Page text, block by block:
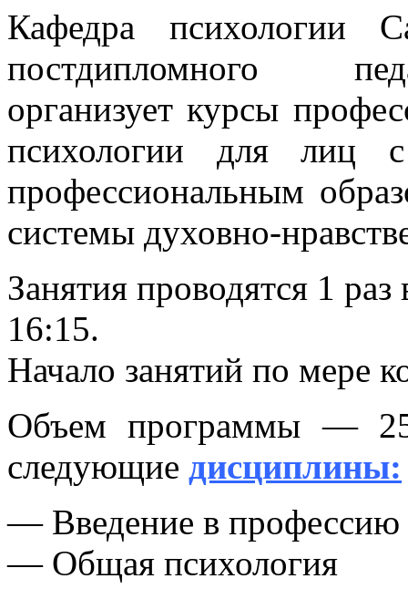
Кафедра психологии
постдипломного
организует курсы
психологии для
профессиональным
системы духовно-
Занятия проводятся 1
16:15.
Начало занятий по мере
Объем программы —
следующие дисциплины:
— Введение в профессию
— Общая психология